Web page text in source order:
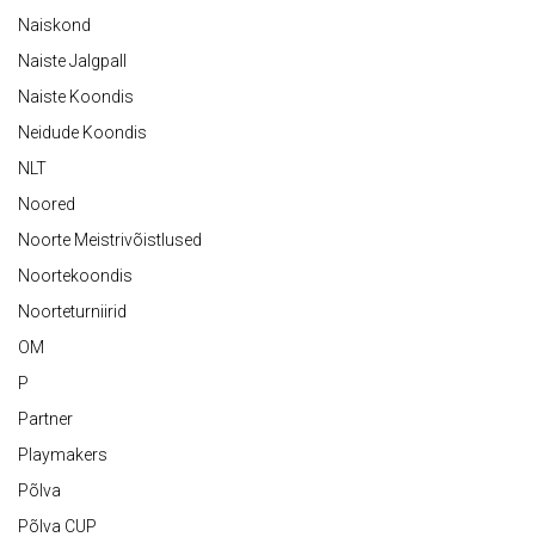
Naiskond
Naiste Jalgpall
Naiste Koondis
Neidude Koondis
NLT
Noored
Noorte Meistrivõistlused
Noortekoondis
Noorteturniirid
OM
P
Partner
Playmakers
Põlva
Põlva CUP